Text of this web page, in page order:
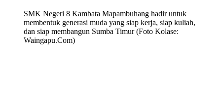
SMK Negeri 8 Kambata Mapambuhang hadir untuk
membentuk generasi muda yang siap kerja, siap kuliah,
dan siap membangun Sumba Timur (Foto Kolase:
Waingapu.Com)